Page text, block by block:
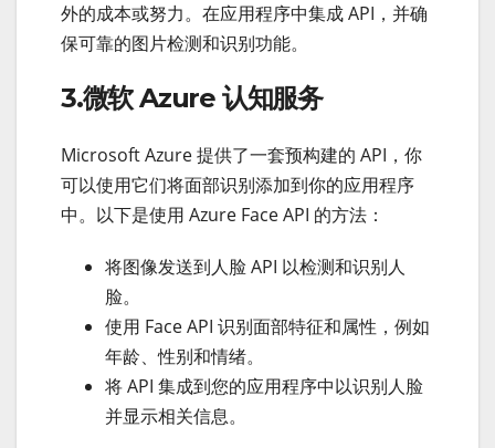
外的成本或努力。在应用程序中集成 API，并确
保可靠的图片检测和识别功能。
3.微软 Azure 认知服务
Microsoft Azure 提供了一套预构建的 API，你
可以使用它们将面部识别添加到你的应用程序
中。以下是使用 Azure Face API 的方法：
将图像发送到人脸 API 以检测和识别人
脸。
使用 Face API 识别面部特征和属性，例如
年龄、性别和情绪。
将 API 集成到您的应用程序中以识别人脸
并显示相关信息。